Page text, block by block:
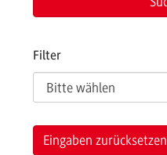
Filter
Eingaben zurücksetzen